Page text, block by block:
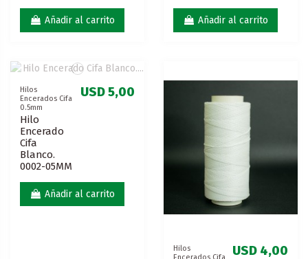
Añadir al carrito Añadir al carrito
Hilos
Encerados Cifa
0.5mm
Hilo
Encerado
Cifa
Blanco.
0002-05MM
USD 5,00
Añadir al carrito
Hilos
USD 4,00